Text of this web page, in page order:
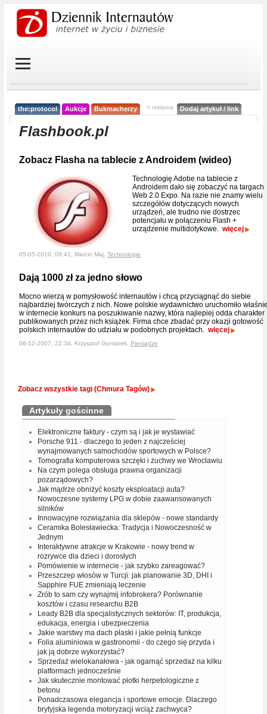
the:protocol Aukcje Bukmacherzy < reklama Dodaj artykuł / link
Flashbook.pl
Zobacz Flasha na tablecie z Androidem (wideo)
Technologię Adobe na tablecie z
Androidem dało się zobaczyć na targach
Web 2.0 Expo. Na razie nie znamy wielu
szczegółów dotyczących nowych
urządzeń, ale trudno nie dostrzec
potencjału w połączeniu Flash +
urządzenie multidotykowe. więcej
05-05-2010, 09:41, Marcin Maj, Technologie
Dają 1000 zł za jedno słowo
Mocno wierzą w pomysłowość internautów i chcą przyciągnąć do siebie
najbardziej twórczych z nich. Nowe polskie wydawnictwo uruchomiło
w internecie konkurs na poszukiwanie nazwy, która najlepiej odda charakter
publikowanych przez nich książek. Firma chce zbadać przy okazji gotowość
polskich internautów do udziału w podobnych projektach. więcej
06-12-2007, 22:34, Krzysztof Gontarek, Pieniądze
Zobacz wszystkie tagi (Chmura Tagów)
Artykuły gościnne
Elektroniczne faktury - czym są i jak je wystawiać
Porsche 911 - dlaczego to jeden z najcześciej
wynajmowanych samochodów sportowych w Polsce?
Tomografia komputerowa szczęki i żuchwy we Wrocławiu
Na czym polega obsługa prawna organizacji
pozarządowych?
Jak mądrze obniżyć koszty eksploatacji auta?
Nowoczesne systemy LPG w dobie zaawansowanych
silników
Innowacyjne rozwiązania dla sklepów - nowe standardy
Ceramika Bolesławiecka: Tradycja i Nowoczesność w
Jednym
Interaktywne atrakcje w Krakowie - nowy trend w
rozrywce dla dzieci i dorosłych
Pomówienie w internecie - jak szybko zareagować?
Przeszczep włosów w Turcji: jak planowanie 3D, DHI i
Sapphire FUE zmieniają leczenie
Zrób to sam czy wynajmij infobrokera? Porównanie
kosztów i czasu researchu B2B
Leady B2B dla specjalistycznych sektorów: IT, produkcja,
edukacja, energia i ubezpieczenia
Jakie warstwy ma dach płaski i jakie pełnią funkcje
Folia aluminiowa w gastronomii - do czego się przyda i
jak ją dobrze wykorzystać?
Sprzedaż wielokanałowa - jak ogarnąć sprzedaż na kilku
platformach jednocześnie
Jak skutecznie montować płotki herpetologiczne z
betonu
Ponadczasowa elegancja i sportowe emocje. Dlaczego
brytyjska legenda motoryzacji wciąż zachwyca?